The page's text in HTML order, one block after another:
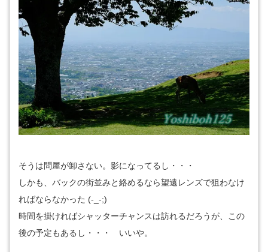
そうは問屋が卸さない。影になってるし・・・
しかも、バックの街並みと絡めるなら望遠レンズで狙わなけ
ればならなかった (-_-;)
時間を掛ければシャッターチャンスは訪れるだろうが、この
後の予定もあるし・・・ いいや。